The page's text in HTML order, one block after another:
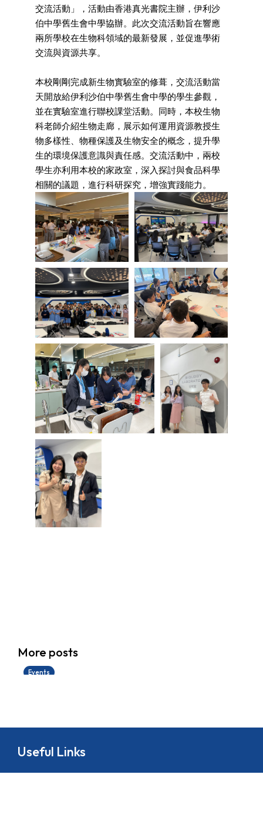
交流活動」，活動由香港真光書院主辦，伊利沙
伯中學舊生會中學協辦。此次交流活動旨在響應
兩所學校在生物科領域的最新發展，並促進學術
交流與資源共享。
本校剛剛完成新生物實驗室的修葺，交流活動當
天開放給伊利沙伯中學舊生會中學的學生參觀，
並在實驗室進行聯校課堂活動。同時，本校生物
科老師介紹生物走廊，展示如何運用資源教授生
物多樣性、物種保護及生物安全的概念，提升學
生的環境保護意識與責任感。交流活動中，兩校
學生亦利用本校的家政室，深入探討與食品科學
相關的議題，進行科研探究，增強實踐能力。
More posts
Events
28/06/2026
Useful Links